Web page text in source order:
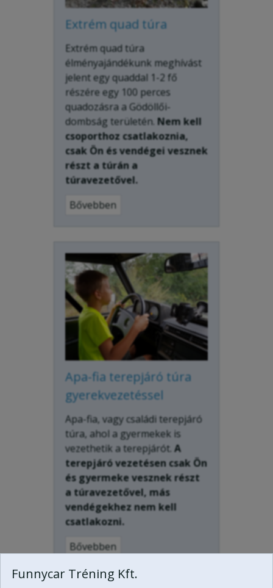
Extrém quad túra
Extrém quad túra
élményajándékunk meghívást
jelent egy quaddal 1-2 fő
részére egy 100 perces
quadozásra a Gödöllői-
dombság területén. Nem kell
csoporthoz csatlakoznia,
csak Ön és vendégei vesznek
részt a túrán a
túravezetővel.
Bővebben
Apa-fia terepjáró túra
gyerekvezetéssel
Apa-fia, vagy családi terepjáró
túra, ahol a gyermekek is
vezethetik a terepjárót. A
terepjáró vezetésen csak Ön
és gyermeke vesznek részt
a túravezetővel, más
vendégekhez nem kell
csatlakozni.
Bővebben
Funnycar Tréning Kft.